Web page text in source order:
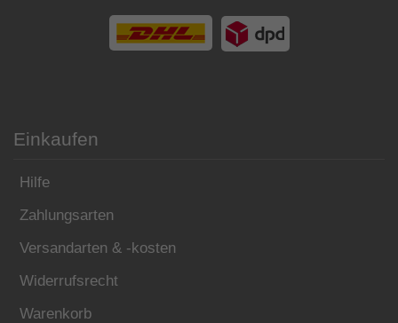
Einkaufen
Hilfe
Zahlungsarten
Versandarten & -kosten
Widerrufsrecht
Warenkorb